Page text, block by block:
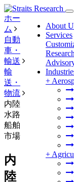
About
Services
+
+
ホー
ム
自動
車・
輸送
輸
送・
物流
内陸
水路
船舶
市場
内
陸